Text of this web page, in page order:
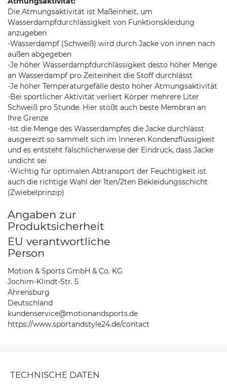
Die Atmungsaktivität ist Maßeinheit, um
Wasserdampfdurchlässigkeit von Funktionskleidung
anzugeben
-Wasserdampf (Schweiß) wird durch Jacke von innen nach
außen abgegeben
-Je höher Wasserdampfdurchlässigkeit desto höher Menge
an Wasserdampf pro Zeiteinheit die Stoff durchlässt
-Je höher Temperaturgefälle desto höher Atmungsaktivität
-Bei sportlicher Aktivität verliert Körper mehrere Liter
Schweiß pro Stunde. Hier stößt auch beste Membran an
Ihre Grenze
-Ist die Menge des Wasserdampfes die Jacke durchlässt
ausgereizt so sammelt sich im Inneren Kondenzflüssigkeit
und es entsteht fälschlicherweise der Eindruck, dass Jacke
undicht sei
-Wichtig für optimalen Abtransport der Feuchtigkeit ist
auch die richtige Wahl der 1ten/2ten Bekleidungsschicht
(Zwiebelprinzip)
Angaben zur
Produktsicherheit
EU verantwortliche
Person
Motion & Sports GmbH & Co. KG
Jochim-Klindt-Str. 5
Ahrensburg
Deutschland
kundenservice@motionandsports.de
https://www.sportandstyle24.de/contact
TECHNISCHE DATEN